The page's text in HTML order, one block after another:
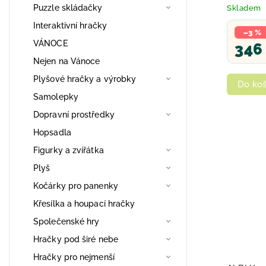
Puzzle skládačky
Interaktivní hračky
VÁNOCE
Nejen na Vánoce
Plyšové hračky a výrobky
Samolepky
Dopravní prostředky
Hopsadla
Figurky a zvířátka
Plyš
Kočárky pro panenky
Křesílka a houpací hračky
Společenské hry
Hračky pod širé nebe
Hračky pro nejmenší
prvních
Skladem
–3 %
Do